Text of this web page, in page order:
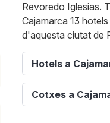
Revoredo Iglesias.
Cajamarca 13
d'aquesta ciutat de
Hotels a
Cotxes a